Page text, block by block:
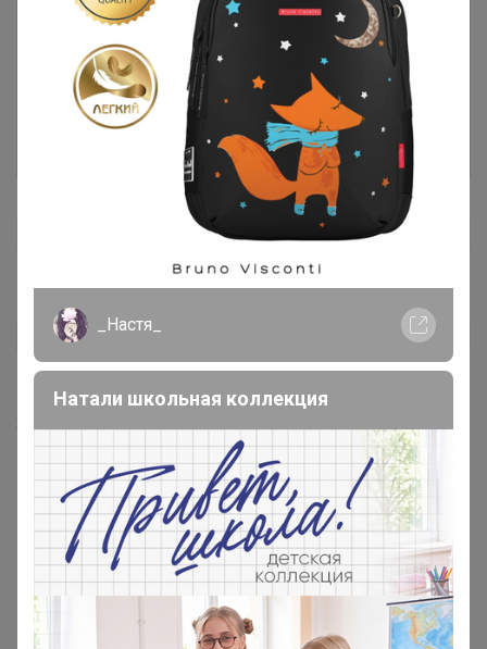
Чтобы написать комментарий необходимо
авторизоваться на сайте!
Это займет меньше минуты
Войти Зарегистрироваться
vnmatveeva76 Автор уже получил заказ!
Реклама
_Настя_
Натали школьная коллекция